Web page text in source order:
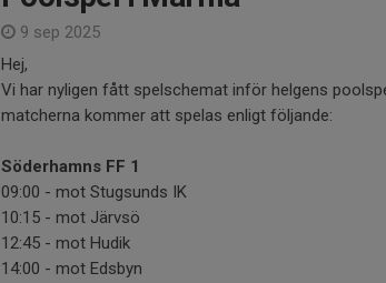
9 sep 2025
Hej,
Vi har nyligen fått spelschemat inför helgens
matcherna kommer att spelas enligt följande:
Söderhamns FF 1
09:00 - mot Stugsunds IK
10:15 - mot Järvsö
12:45 - mot Hudik
14:00 - mot Edsbyn